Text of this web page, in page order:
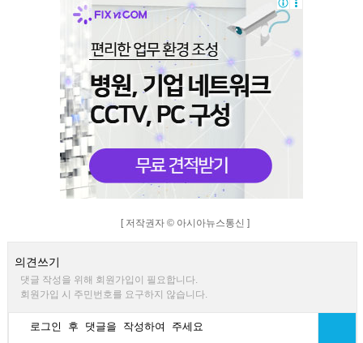
[ 저작권자 © 아시아뉴스통신 ]
의견쓰기
댓글 작성을 위해 회원가입이 필요합니다.
회원가입 시 주민번호를 요구하지 않습니다.